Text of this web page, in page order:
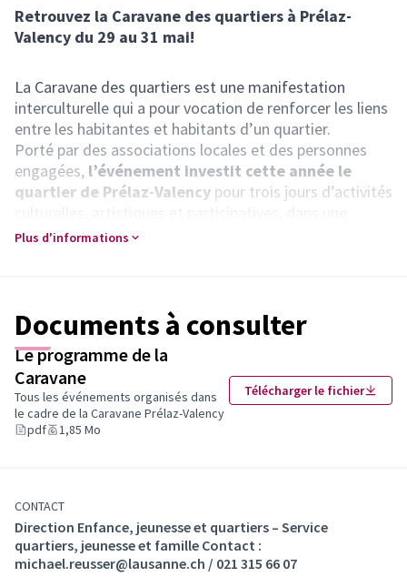
Retrouvez la Caravane des quartiers à Prélaz-
Valency du 29 au 31 mai!
La Caravane des quartiers est une manifestation
interculturelle qui a pour vocation de renforcer les liens
entre les habitantes et habitants d’un quartier.
Porté par des associations locales et des personnes
engagées, l’événement investit cette année le
quartier de Prélaz-Valency pour trois jours d’activités
ambiance chaleureuse et festive.
kurdes, portugaises, érythréennes, algériennes,
marocaines, tunisiennes.
Cette édition s’inscrit dans le cadre de la fête des 10
ans duCentre socioculturel de Prélaz-Valency
(Lien
,
célébrée tout au long du week-end.
Qu'est-ce qu'il y aura au programme ?
activités sont gratuites, seuls les repas et les boissons
pouvez encore rejoindre l'équipe de bénévoles qui
feront vivre l'événement. Faites-nous part de votre
intérêt et vos disponibilités en remplissant ce
formulaire d'inscription
.
Plus d'informations
Documents à consulter
Le programme de la
Caravane
Tous les événements organisés dans
le cadre de la Caravane Prélaz-Valency
pdf
1,85 Mo
Télécharger le fichier
CONTACT
Direction Enfance, jeunesse et quartiers – Service
quartiers, jeunesse et famille Contact :
michael.reusser@lausanne.ch / 021 315 66 07